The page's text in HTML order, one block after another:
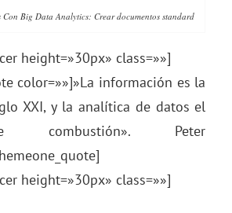
Big Data Analytics: Crear documentos standard
height=»30px» class=»»]
color=»»]»La información es la
XXI, y la analítica de datos el
combustión». Peter
height=»30px» class=»»]